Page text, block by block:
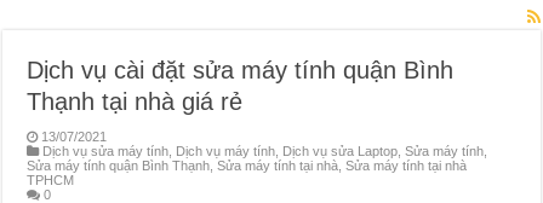
Dịch vụ cài đặt sửa máy tính quận Bình
Thạnh tại nhà giá rẻ
13/07/2021
Dịch vụ sửa máy tính Dịch vụ máy tính Dịch vụ sửa Laptop ,Sửa máy tính
Sửa máy tính quận Bình Thạnh ,Sửa máy tính tại nhà ,Sửa máy tính tại nhà
TPHCM
0